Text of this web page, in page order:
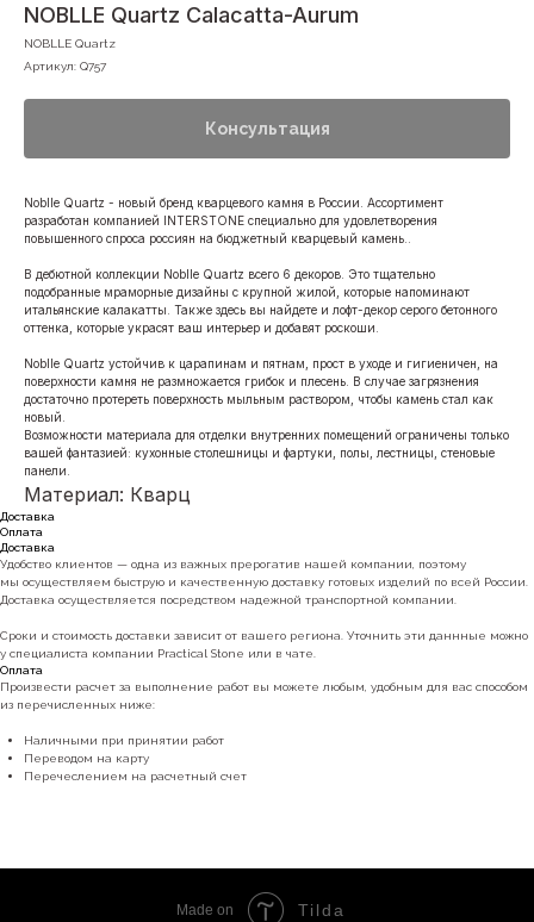
NOBLLE Quartz Calacatta-Aurum
NOBLLE Quartz
Артикул: Q757
Консультация
Noblle Quartz - новый бренд кварцевого камня в России. Ассортимент
разработан компанией INTERSTONE специально для удовлетворения
повышенного спроса россиян на бюджетный кварцевый камень..
В дебютной коллекции Noblle Quartz всего 6 декоров. Это тщательно
подобранные мраморные дизайны с крупной жилой, которые напоминают
итальянские калакатты. Также здесь вы найдете и лофт-декор серого бетонного
оттенка, которые украсят ваш интерьер и добавят роскоши.
Noblle Quartz устойчив к царапинам и пятнам, прост в уходе и гигиеничен, на
поверхности камня не размножается грибок и плесень. В случае загрязнения
достаточно протереть поверхность мыльным раствором, чтобы камень стал как
новый.
Возможности материала для отделки внутренних помещений ограничены только
вашей фантазией: кухонные столешницы и фартуки, полы, лестницы, стеновые
панели.
Материал: Кварц
Доставка
Оплата
Доставка
Удобство клиентов — одна из важных прерогатив нашей компании, поэтому
мы осуществляем быструю и качественную доставку готовых изделий по всей России.
Доставка осуществляется посредством надежной транспортной компании.
Сроки и стоимость доставки зависит от вашего региона. Уточнить эти даннные можно
у специалиста компании Practical Stone или в чате.
Оплата
Произвести расчет за выполнение работ вы можете любым, удобным для вас способом
из перечисленных ниже:
Наличными при принятии работ
Переводом на карту
Перечеслением на расчетный счет
Made on Tilda